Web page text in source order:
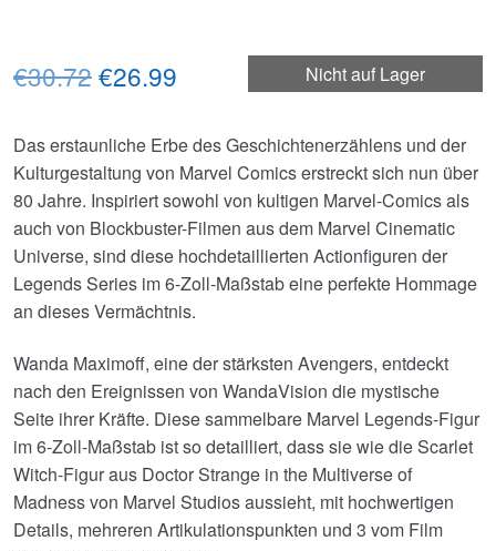
Nicht auf Lager
€30.72Ursprünglicher
war:
€30.72
€26.99
ist:
€26.99.
Das erstaunliche Erbe des Geschichtenerzählens und der
Kulturgestaltung von Marvel Comics erstreckt sich nun über
80 Jahre. Inspiriert sowohl von kultigen Marvel-Comics als
auch von Blockbuster-Filmen aus dem Marvel Cinematic
Universe, sind diese hochdetaillierten Actionfiguren der
Legends Series im 6-Zoll-Maßstab eine perfekte Hommage
an dieses Vermächtnis.
Wanda Maximoff, eine der stärksten Avengers, entdeckt
nach den Ereignissen von WandaVision die mystische
Seite ihrer Kräfte. Diese sammelbare Marvel Legends-Figur
im 6-Zoll-Maßstab ist so detailliert, dass sie wie die Scarlet
Witch-Figur aus Doctor Strange in the Multiverse of
Madness von Marvel Studios aussieht, mit hochwertigen
Details, mehreren Artikulationspunkten und 3 vom Film